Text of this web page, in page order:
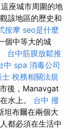
這座城市周圍的地
該地區的歷史和
按摩 seo是什麼
個中等大的城
台中筋膜放鬆推
中 spa 消毒公司
稅務相關法規
後，Manavgat
水上。 台中 撥
坦布爾在兩個大
都必須在生活中